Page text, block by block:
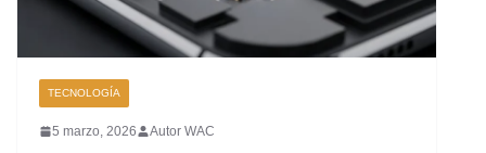
TECNOLOGÍA
5 marzo, 2026 Autor WAC